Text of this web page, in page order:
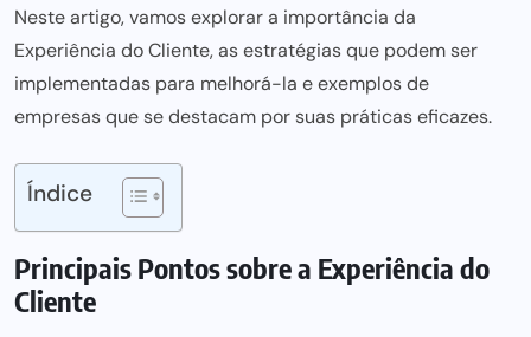
Neste artigo, vamos explorar a importância da
Experiência do Cliente, as estratégias que podem ser
implementadas para melhorá-la e exemplos de
empresas que se destacam por suas práticas eficazes.
Índice
Principais Pontos sobre a Experiência do
Cliente